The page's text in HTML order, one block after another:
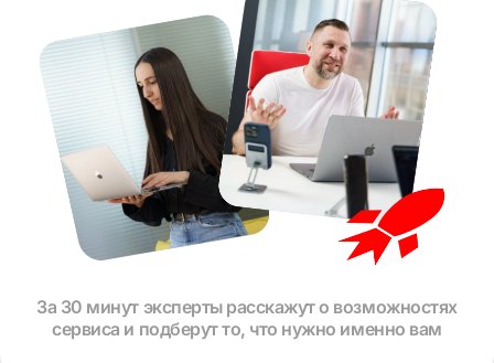
За 30 минут эксперты расскажут о возможностях
сервиса и подберут то, что нужно именно вам